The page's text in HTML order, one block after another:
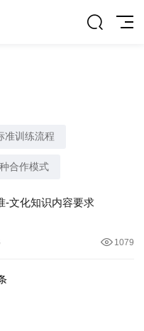
准训练流程
合作模式
-文化知识内容要求
1079